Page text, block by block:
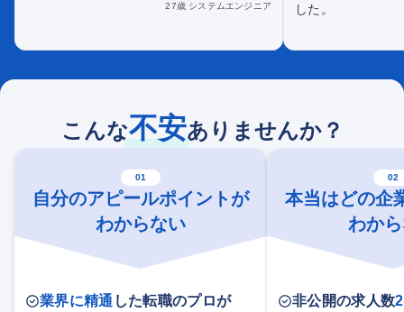
27歳 システムエンジニア
した。
こんな不安ありませんか？
01
自分のアピールポイントが
わからない
業界に精通 した転職のプロが
02
本当はどの企
わか
非公開の求人数